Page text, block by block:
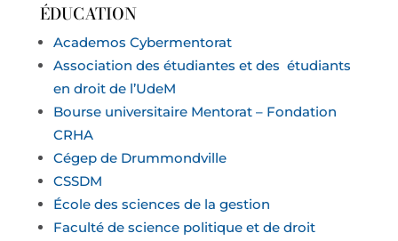
ÉDUCATION
Academos Cybermentorat
Association des étudiantes et des étudiants
en droit de l’UdeM
Bourse universitaire Mentorat – Fondation
CRHA
Cégep de Drummondville
CSSDM
École des sciences de la gestion
Faculté de science politique et de droit